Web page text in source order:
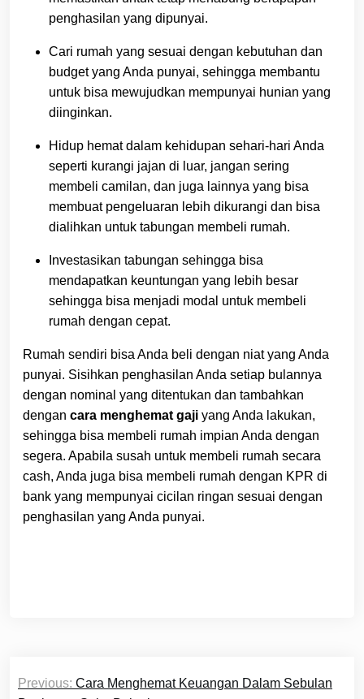
penghasilan yang dipunyai.
Cari rumah yang sesuai dengan kebutuhan dan
budget yang Anda punyai, sehingga membantu
untuk bisa mewujudkan mempunyai hunian yang
diinginkan.
Hidup hemat dalam kehidupan sehari-hari Anda
seperti kurangi jajan di luar, jangan sering
membeli camilan, dan juga lainnya yang bisa
membuat pengeluaran lebih dikurangi dan bisa
dialihkan untuk tabungan membeli rumah.
Investasikan tabungan sehingga bisa
mendapatkan keuntungan yang lebih besar
sehingga bisa menjadi modal untuk membeli
rumah dengan cepat.
Rumah sendiri bisa Anda beli dengan niat yang Anda
punyai. Sisihkan penghasilan Anda setiap bulannya
dengan nominal yang ditentukan dan tambahkan
dengan cara menghemat gaji yang Anda lakukan,
sehingga bisa membeli rumah impian Anda dengan
segera. Apabila susah untuk membeli rumah secara
cash, Anda juga bisa membeli rumah dengan KPR di
bank yang mempunyai cicilan ringan sesuai dengan
penghasilan yang Anda punyai.
Post
Previous: Cara Menghemat Keuangan Dalam Sebulan